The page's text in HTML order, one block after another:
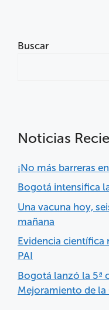
Buscar
Noticias
¡No más barreras
Bogotá intensifica
Una vacuna hoy,
mañana
Evidencia científica
PAI
Bogotá lanzó la 5ª
Mejoramiento de la